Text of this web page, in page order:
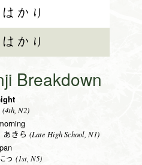
はかり
はかり
Breakdown
(4th, N2)
きら (Late High School, N1)
っ (1st, N5)